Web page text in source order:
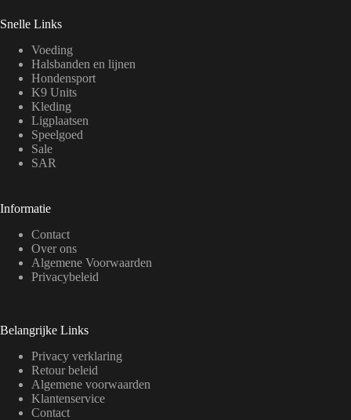
Snelle Links
Voeding
Halsbanden en lijnen
Hondensport
K9 Units
Kleding
Ligplaatsen
Speelgoed
Sale
SAR
Informatie
Contact
Over ons
Algemene Voorwaarden
Privacybeleid
Belangrijke Links
Privacy verklaring
Retour beleid
Algemene voorwaarden
Klantenservice
Contact